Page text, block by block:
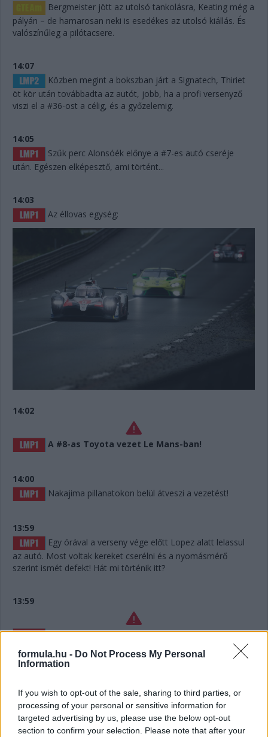
formula.hu - Do Not Process My Personal
Information
If you wish to opt-out of the sale, sharing to third parties, or
processing of your personal or sensitive information for
targeted advertising by us, please use the below opt-out
section to confirm your selection. Please note that after your
Bergmeister jött az utolsó tankolásra, Keating még a
pályán – de hamarosan neki is esedékes az utolsó kiállás. És
valószínűleg a pilótacsere.
14:07
Közben megint a bokszban járt a Signatech, Thiriet
öt kör után továbbadta az autót, jobb, ha a profi versenyző
viszi el a #36-ost a célig, és a győzelemig.
14:05
Szűk perc Alonsóék előnye a #7-es autó cseréje
után. Egészen elképesztő, ami történt...
14:03
Az éllovas egység:
14:02
A #8-as Toyota vezet Le Mans-ban!
14:00
Nakajima pillanatokon belül átveszi a vezetést!
13:59
Egy órával a verseny vége előtt Lopez alatt lelassul
az autó. Most voltak kereket cserélni és a nyomásmérő
szerint ismét defekt! Hát mi történik itt?
13:59
Lelassult a #7-es Toyota! Hát ilyet!!!
13:56
Defekt a #7-es Toyotánál, ha jól hallottuk az
üzenetet. De már túl is vannak a kiálláson, belefért.